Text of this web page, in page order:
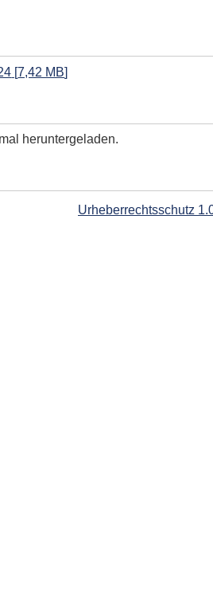
[7,42 MB]
mal heruntergeladen.
Urheberrechtsschutz